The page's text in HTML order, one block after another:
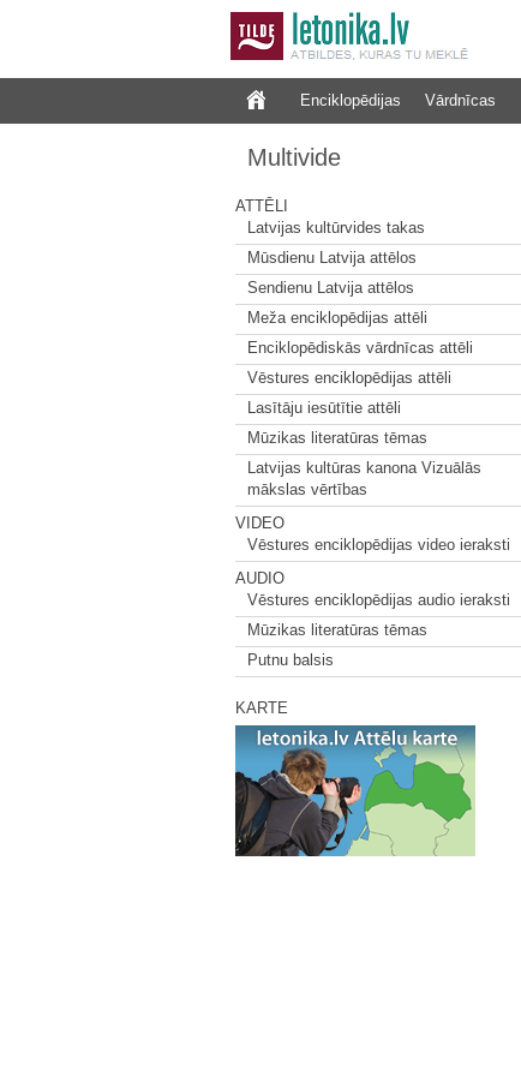
Enciklopēdijas Vārdnīcas
Multivide
ATTĒLI
Latvijas kultūrvides takas
Mūsdienu Latvija attēlos
Sendienu Latvija attēlos
Meža enciklopēdijas attēli
Enciklopēdiskās vārdnīcas attēli
Vēstures enciklopēdijas attēli
Lasītāju iesūtītie attēli
Mūzikas literatūras tēmas
Latvijas kultūras kanona Vizuālās
mākslas vērtības
VIDEO
Vēstures enciklopēdijas video ieraksti
AUDIO
Vēstures enciklopēdijas audio ieraksti
Mūzikas literatūras tēmas
Putnu balsis
KARTE